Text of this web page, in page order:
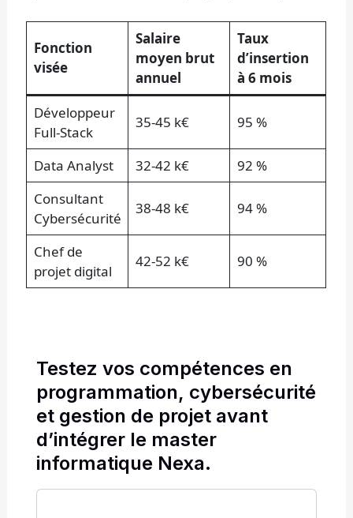
Fonction
visée
Salaire
moyen brut
annuel
Taux
d’insertion
à 6 mois
Développeur
Full-Stack
35-45 k€ 95 %
Data Analyst 32-42 k€
92 %
Consultant
Cybersécurité
38-48 k€ 94 %
Chef de
projet digital
42-52 k€ 90 %
Testez vos compétences en
programmation, cybersécurité
et gestion de projet avant
d’intégrer le master
informatique Nexa.